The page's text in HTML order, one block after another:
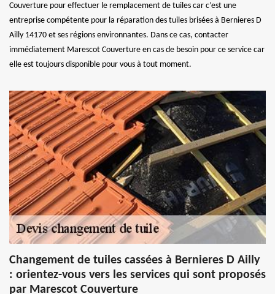
Couverture pour effectuer le remplacement de tuiles car c’est une
entreprise compétente pour la réparation des tuiles brisées à Bernieres D
Ailly 14170 et ses régions environnantes. Dans ce cas, contacter
immédiatement Marescot Couverture en cas de besoin pour ce service car
elle est toujours disponible pour vous à tout moment.
Changement de tuiles cassées à Bernieres D Ailly
: orientez-vous vers les services qui sont proposés
par Marescot Couverture